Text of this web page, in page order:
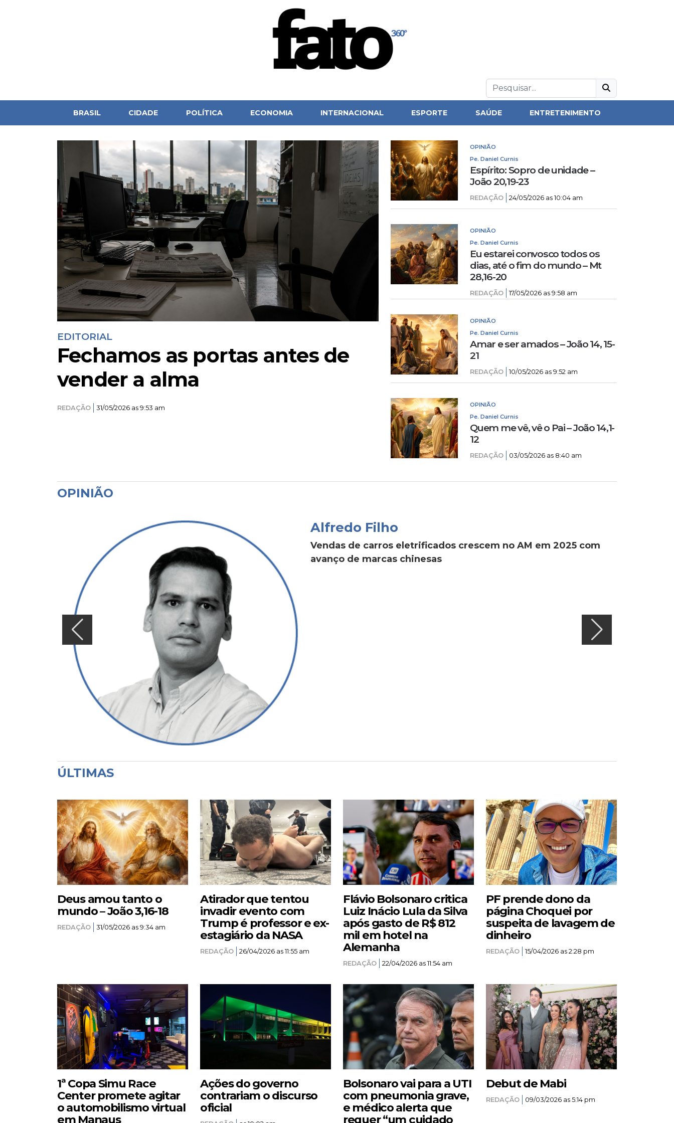
BRASIL CIDADE POLÍTICA ECONOMIA INTERNACIONAL ESPORTE SAÚDE ENTRETENIMENTO
EDITORIAL
Fechamos as portas antes de
vender a alma
REDAÇÃO 31/05/2026 as 9:53 am
OPINIÃO
Pe. Daniel Curnis
Espírito: Sopro de unidade –
João 20,19-23
REDAÇÃO 24/05/2026 as 10:04 am
OPINIÃO
Pe. Daniel Curnis
Eu estarei convosco todos os
dias, até o fim do mundo – Mt
28,16-20
REDAÇÃO 17/05/2026 as 9:58 am
OPINIÃO
Pe. Daniel Curnis
Amar e ser amados – João 14, 15-
21
REDAÇÃO 10/05/2026 as 9:52 am
OPINIÃO
Pe. Daniel Curnis
Quem me vê, vê o Pai – João 14,1-
12
REDAÇÃO 03/05/2026 as 8:40 am
OPINIÃO
Alfredo Filho
Vendas de carros eletrificados crescem no AM em 2025 com
avanço de marcas chinesas
ÚLTIMAS
Deus amou tanto o
mundo – João 3,16-18
REDAÇÃO 31/05/2026 as 9:34 am
Atirador que tentou
invadir evento com
Trump é professor e ex-
estagiário da NASA
REDAÇÃO 26/04/2026 as 11:55 am
Flávio Bolsonaro critica
Luiz Inácio Lula da Silva
após gasto de R$ 812
mil em hotel na
Alemanha
REDAÇÃO 22/04/2026 as 11:54 am
PF prende dono da
página Choquei por
suspeita de lavagem de
dinheiro
REDAÇÃO 15/04/2026 as 2:28 pm
1ª Copa Simu Race
Center promete agitar
o automobilismo virtual
em Manaus
Ações do governo
contrariam o discurso
oficial
Bolsonaro vai para a UTI
com pneumonia grave,
e médico alerta que
requer “um cuidado
Debut de Mabi
REDAÇÃO 09/03/2026 as 5:14 pm